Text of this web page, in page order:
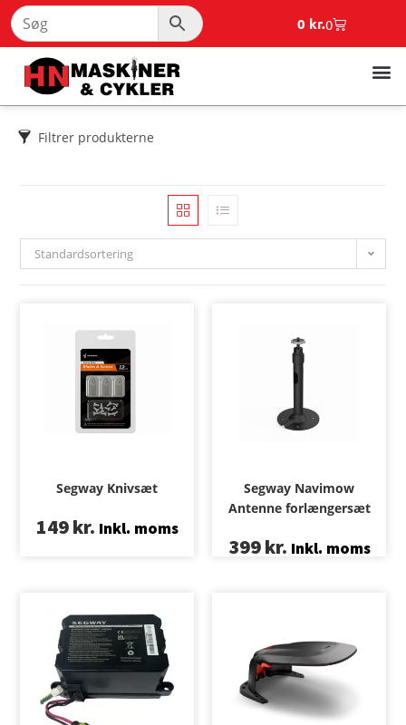
0 kr.0
Filtrer produkterne
Standardsortering
Segway Knivsæt
149kr. Inkl. moms
Segway Navimow
Antenne forlængersæt
399kr. Inkl. moms